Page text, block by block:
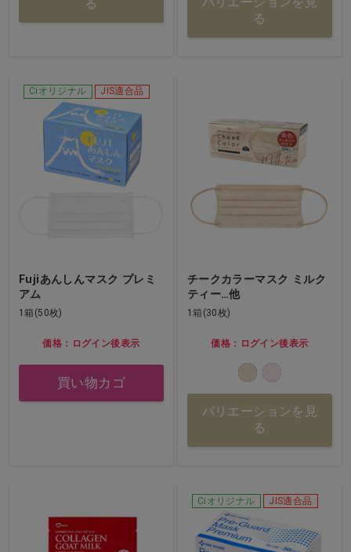
る
る
Ciオリジナル JIS適合品
Fujiあんしんマスク プレミ
アム
1箱(50枚)
価格：ログイン後表示
買い物カゴ
チークカラーマスク ミルク
ティー…他
1箱(30枚)
価格：ログイン後表示
バリエーションを見
る
Ciオリジナル JIS適合品